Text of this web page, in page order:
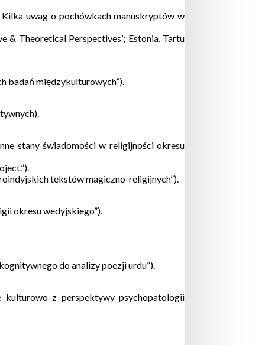
uwag o pochówkach manuskryptów w
Theoretical Perspectives’; Estonia, Tartu
badań międzykulturowych”).
stany świadomości w religijności okresu
tekstów magiczno-religijnych”).
okresu wedyjskiego”).
do analizy poezji urdu”).
kulturowo z perspektywy psychopatologii